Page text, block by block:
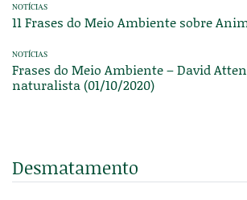
NOTÍCIAS
11 Frases do Meio Ambiente sobre
NOTÍCIAS
Frases do Meio Ambiente – David
naturalista (01/10/2020)
Desmatamento